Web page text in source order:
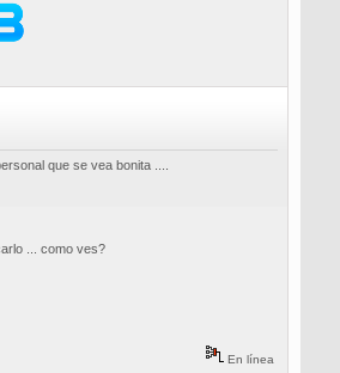
que se vea bonita ....
... como ves?
En línea